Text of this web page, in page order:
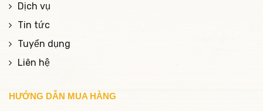
Dịch vụ
Tin tức
Tuyển dụng
Liên hệ
HƯỚNG DẪN MUA HÀNG